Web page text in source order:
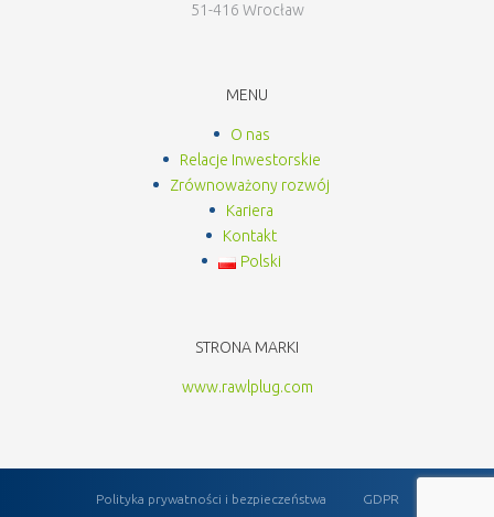
51-416 Wrocław
MENU
O nas
Relacje Inwestorskie
Zrównoważony rozwój
Kariera
Kontakt
Polski
STRONA MARKI
www.rawlplug.com
Polityka prywatności i bezpieczeństwa GDPR